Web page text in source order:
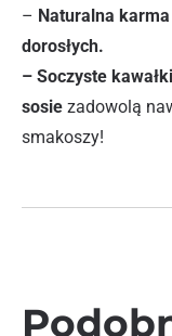
– Naturalna
dorosłych.
– Soczyste
sosie zadowolą
smakoszy!